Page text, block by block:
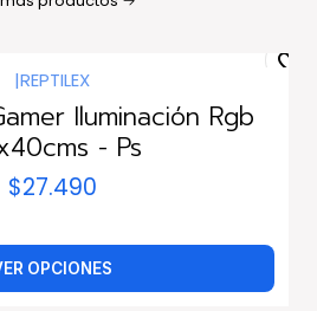
|REPTILEX
Iluminación Rgb
- Ps
$27.490
OPCIONES